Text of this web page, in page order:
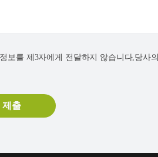
보를 제3자에게 전달하지 않습니다,당사의